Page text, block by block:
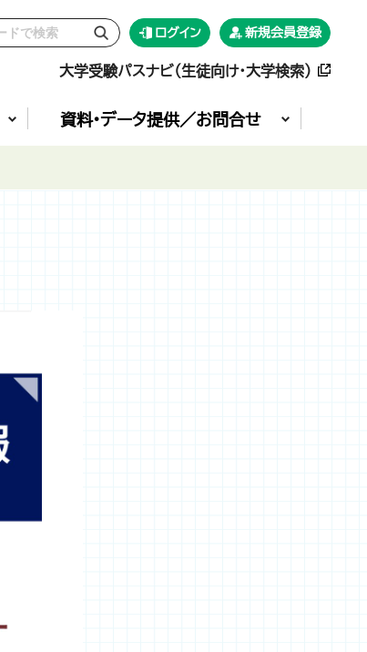
ログイン 新規会員登録
大学受験パスナビ（生徒向け・大学検索）
資料•データ提供／お問合せ